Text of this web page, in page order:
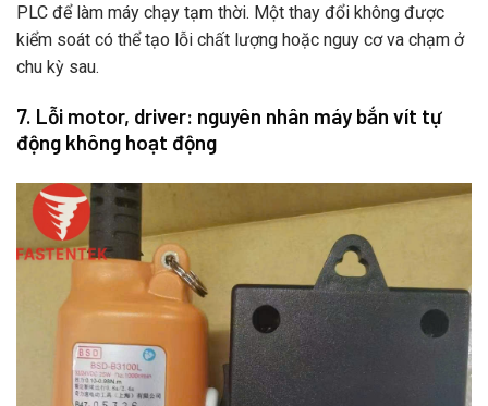
PLC để làm máy chạy tạm thời. Một thay đổi không được
kiểm soát có thể tạo lỗi chất lượng hoặc nguy cơ va chạm ở
chu kỳ sau.
7. Lỗi motor, driver: nguyên nhân máy bắn vít tự
động không hoạt động